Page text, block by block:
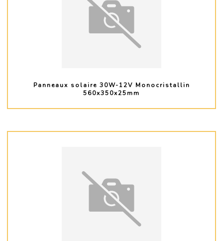
Panneaux solaire 30W-12V Monocristallin
560x350x25mm